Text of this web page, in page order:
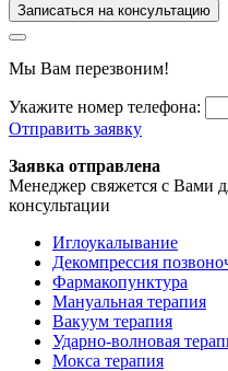
Записаться на консультацию
Мы Вам перезвоним!
Укажите номер телефона:
Отправить заявку
Заявка отправлена
Менеджер свяжется с Вами
консультации
Иглоукалывание
Декомпрессия
Фармакопунктура
Мануальная терапия
Вакуум терапия
Ударно-волновая
Мокса терапия